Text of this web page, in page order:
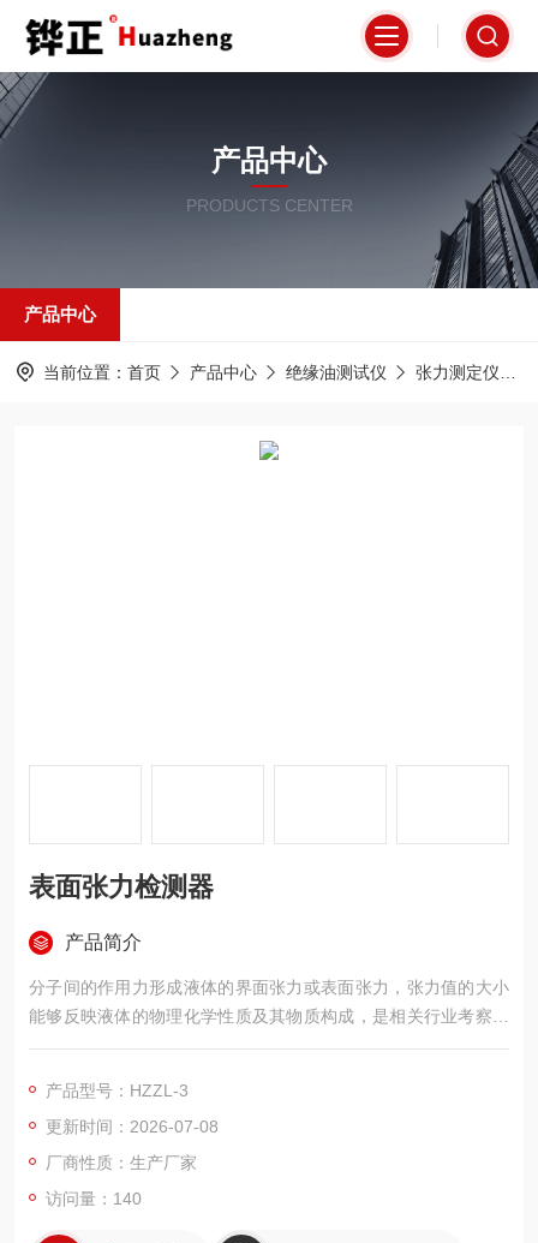
产品中心
PRODUCTS CENTER
产品中心
当前位置： 首页 产品中心 绝缘油测试仪 张力测定仪
表面张力检测器
产品简介
分子间的作用力形成液体的界面张力或表面张力，张力值的大小
能够反映液体的物理化学性质及其物质构成，是相关行业考察产
品质量的重要指标之一。表面张力检测器适用GB/T6541标准，
面)及液体的界面张力(液-液相界面)。此方法具有操作简单，精确
度高的优点而被广泛应用。广泛用于电力、石油、化工、制药、
食品，教学等行业。
产品型号：HZZL-3
更新时间：2026-07-08
厂商性质：生产厂家
访问量：140